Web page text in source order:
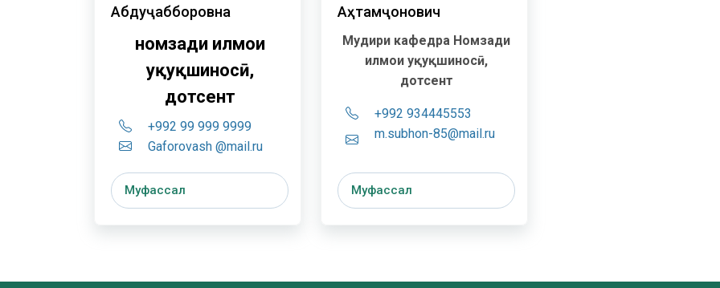
Абдуҷабборовна
номзади илмҳои
ҳуқуқшиносӣ,
дотсент
+992 99 999 9999
Gaforovash @mail.ru
Муфассал
Аҳтамҷонович
Мудири кафедра Номзади
илмҳои ҳуқуқшиносӣ,
дотсент
+992 934445553
m.subhon-85@mail.ru
Муфассал